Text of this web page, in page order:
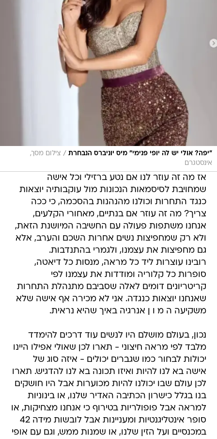
"יפה? אולי יש לה יופי פנימי" מיס יוניברס הנבחרת / צילום מסך,
אינסטגרם
אז מה זה עוזר לנו אם נטע ברזילי וכל אישה
שמחויבת לסיסמאות הנכונות מול עוקבותיה יוצאות
כנגד התחרות וכולנו מהנהנות בהסכמה, כי ככה
צריך? מה זה עוזר אם בנתיים, מאחורי הקלעים,
אנחנו משתפות פעולה עם החשיבה המיושנת הזאת,
ולא רק שמחפיצות נשים אחרות השכם והערב, אלא
גם מחפיצות את עצמנו, ולגמרי בהתנדבות.
רובינו עוצרות ליד כל מראה, מנסות כל דיאטה,
סופרות כל קלוריה ומודדות את עצמנו לפי
קריטריונים דומים לאלה שסביבם מתנהלת התחרות
שאנחנו יוצאות כנגדה. אני לא מכירה אף אישה שלא
משקיעה ה מ ו ן אנרגיה באיך שהיא נראית.
נכון, בעולם מושלם היו לנשים עוד דרכים להימדד
מלבד לפי מראה חיצוני - תארו לכן שאולי אפילו היינו
יכולות לבחור כמו שגברים יכולים - איזה סוג של
אישה בא לנו להיות ואיזו תכונה בא לנו להדגיש. תארו
לכן עולם שבו יכולנו להיות מכוערות אבל היו חושקים
בנו בגלל כישרון הכתיבה האדיר שלנו, או בינוניות
למראה אבל פופולריות בטירוף כי אנחנו מצחיקות, או
סופר אינטליגנטיות ומעניינות אבל לובשות מידה 42
במכנסיים ועל הזין שלנו, או שמנות ממש, וגם עם אופי